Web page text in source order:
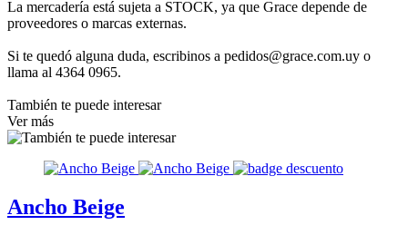
La mercadería está sujeta a STOCK, ya que Grace depende de
proveedores o marcas externas.
Si te quedó alguna duda, escribinos a pedidos@grace.com.uy o
llama al 4364 0965.
También te puede interesar
Ver más
Ancho Beige